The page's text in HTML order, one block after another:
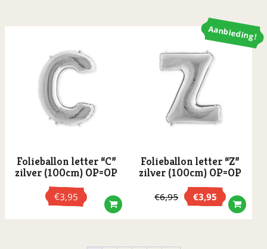
€6,95.
€3,95.
Folieballon letter “C”
zilver (100cm) OP=OP
€3,95
Aanbieding!
Folieballon letter “Z”
zilver (100cm) OP=OP
€6,95
Oorspronkelijke
€3,95
Huidige